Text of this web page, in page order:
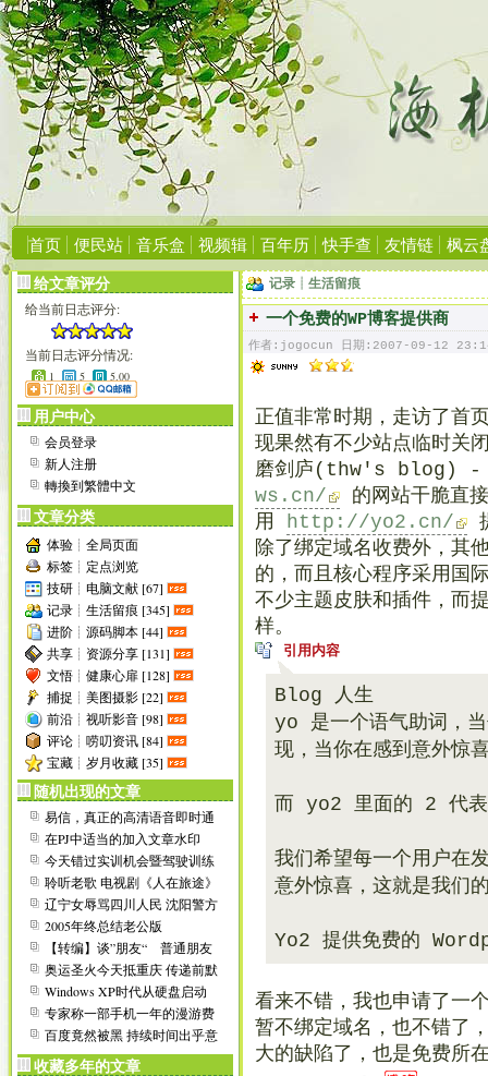
首页 便民站 音乐盒 视频辑 百年历 快手查 友情链 枫云
记录┊生活留痕
一个免费的WP博客提供商
作者:jogocun 日期:2007-09-12
正值非常时期，走访了首
现果然有不少站点临时关
磨剑庐(thw's blog)
ws.cn/
的网站干脆直
用 http://yo2.cn/
除了绑定域名收费外，其
的，而且核心程序采用
不少主题皮肤和插件，而
样。
引用内容
Blog 人生
yo 是一个语气助词，
现，当你在感到意外惊
而 yo2 里面的 2 代表
我们希望每一个用户在
意外惊喜，这就是我们
Yo2 提供免费的
看来不错，我也申请了一
暂不绑定域名，也不错了
大的缺陷了，也是免费
给文章评分
给当前日志评分:
当前日志评分情况:
1 5 5.00
用户中心
会员登录
新人注册
轉換到繁體中文
文章分类
体验┊全局页面
标签┊定点浏览
技研┊电脑文献 [67]
记录┊生活留痕 [345]
进阶┊源码脚本 [44]
共享┊资源分享 [131]
文悟┊健康心扉 [128]
捕捉┊美图摄影 [22]
前沿┊视听影音 [98]
评论┊唠叨资讯 [84]
宝藏┊岁月收藏 [35]
随机出现的文章
易信，真正的高清语音即时通
讯软件！
在PJ中适当的加入文章水印
今天错过实训机会暨驾驶训练
有感
聆听老歌 电视剧《人在旅途》
主题曲 - 人在旅途m...
辽宁女辱骂四川人民 沈阳警方
已将其抓获
2005年终总结老公版
【转编】谈”朋友“ 普通朋友
与真正朋友
奥运圣火今天抵重庆 传递前默
哀一分钟
Windows XP时代从硬盘启动
到DOS的方法
专家称一部手机一年的漫游费
成本仅为1分钱
百度竟然被黑 持续时间出乎意
料
收藏多年的文章